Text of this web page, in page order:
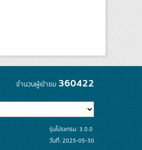
จำนวนผู้เข้าชม 360422
รุ่นโปรแกรม: 3.0.0
วันที่: 2025-05-30